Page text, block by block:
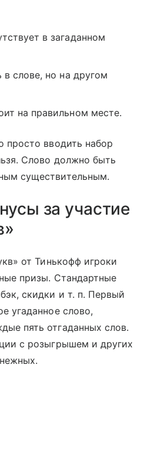
в загаданном
слове, но на другом
на правильном месте.
просто вводить набор
Слово должно быть
существительным.
за участие
от Тинькофф игроки
призы. Стандартные
скидки и т. п. Первый
угаданное слово,
пять отгаданных слов.
с розыгрышем и других